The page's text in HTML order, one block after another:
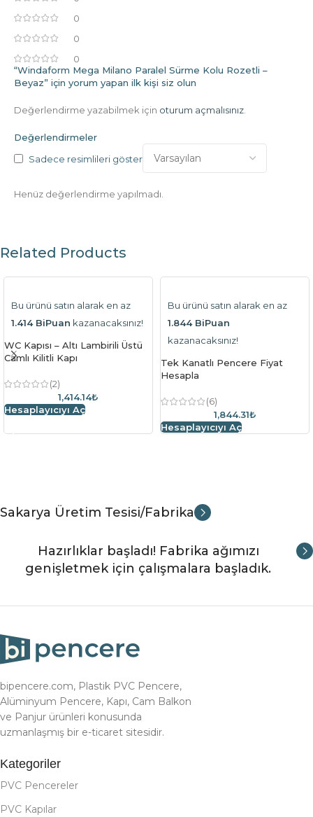
0
0
0
Değerlendirmeler
Sadece resimlileri göster
Henüz değerlendirme yapılmadı.
“Windaform Mega Milano Paralel Sürme Kolu Rozetli –
Beyaz” için yorum yapan ilk kişi siz olun
Değerlendirme yazabilmek için oturum açmalısınız
Related Products
Bu ürünü satın alarak en az
1.414 BiPuan kazanacaksınız!
WC Kapısı – Altı Lambirili Üstü
Camlı Kilitli Kapı
(2)
1,414.14₺
Hesaplayıcıyı Aç
Bu ürünü satın alarak en az
1.844 BiPuan
kazanacaksınız!
Tek Kanatlı Pencere Fiyat
Hesapla
(6)
1,844.31₺
Hesaplayıcıyı Aç
Sakarya Üretim Tesisi/Fabrika
Hazırlıklar başladı! Fabrika ağımızı
genişletmek için çalışmalara başladık.
bipencere.com, Plastik PVC Pencere,
Alüminyum Pencere, Kapı, Cam Balkon
ve Panjur ürünleri konusunda
uzmanlaşmış bir e-ticaret sitesidir.
Kategoriler
PVC Pencereler
PVC Kapılar